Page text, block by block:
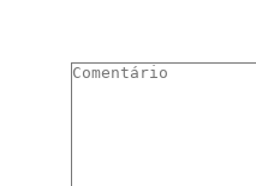
Comentário